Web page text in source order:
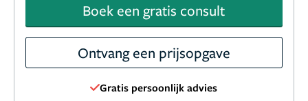
Boek een gratis consult
Ontvang een prijsopgave
Gratis persoonlijk advies